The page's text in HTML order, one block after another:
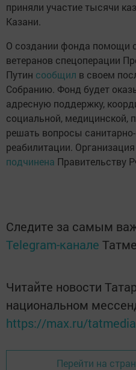
приняли участие тысячи
Казани.
О создании фонда помощи
ветеранов спецоперации
Путин сообщил в своем
Собранию. Фонд будет
адресную поддержку,
социальной, медицинской,
решать вопросы
реабилитации.
подчинена Правительству
Следите за самым
Telegram-канале
Читайте новости
национальном
https://max.ru/tatmedia
Перейти на